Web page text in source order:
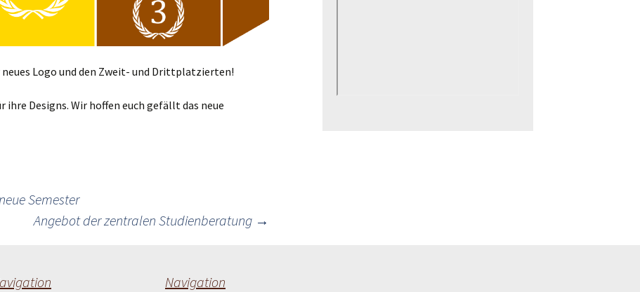
Logo und den Zweit- und Drittplatzierten!
Designs. Wir hoffen euch gefällt das neue
Semester
Angebot der zentralen Studienberatung →
Navigation